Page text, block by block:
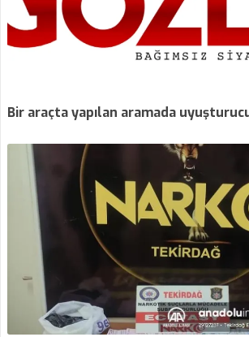
Bir araçta yapılan aramada